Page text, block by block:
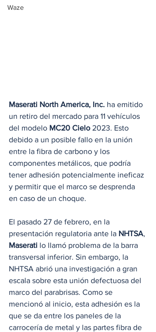
Waze
Maserati North America, Inc. ha emitido
un retiro del mercado para 11 vehículos
del modelo MC20 Cielo 2023. Esto
debido a un posible fallo en la unión
entre la fibra de carbono y los
componentes metálicos, que podría
tener adhesión potencialmente ineficaz
y permitir que el marco se desprenda
en caso de un choque.
El pasado 27 de febrero, en la
presentación regulatoria ante la NHTSA,
Maserati lo llamó problema de la barra
transversal inferior. Sin embargo, la
NHTSA abrió una investigación a gran
escala sobre esta unión defectuosa del
marco del parabrisas. Como se
mencionó al inicio, esta adhesión es la
que se da entre los paneles de la
carrocería de metal y las partes fibra de